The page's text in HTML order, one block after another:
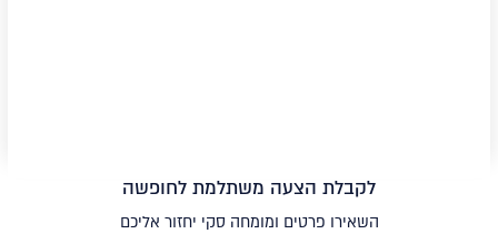
לקבלת הצעה משתלמת לחופשה
השאירו פרטים ומומחה סקי יחזור אליכם